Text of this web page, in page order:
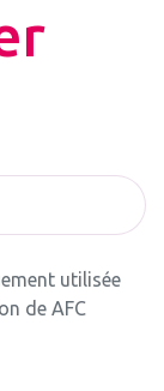
utilisée
de AFC